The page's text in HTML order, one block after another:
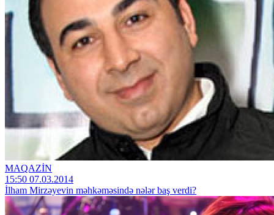
MAQAZİN
15:50 07.03.2014
İlham Mirzəyevin məhkəməsində nələr baş verdi?